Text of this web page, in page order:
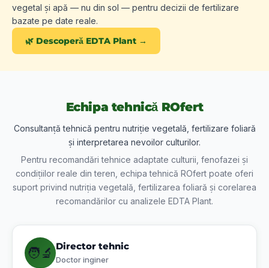
vegetal și apă — nu din sol — pentru decizii de fertilizare
bazate pe date reale.
🌿 Descoperă EDTA Plant →
Echipa tehnică ROfert
Consultanță tehnică pentru nutriție vegetală, fertilizare foliară
și interpretarea nevoilor culturilor.
Pentru recomandări tehnice adaptate culturii, fenofazei și
condițiilor reale din teren, echipa tehnică ROfert poate oferi
suport privind nutriția vegetală, fertilizarea foliară și corelarea
recomandărilor cu analizele EDTA Plant.
🧑‍🔬 Director tehnic
Doctor inginer